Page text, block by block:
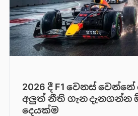
2026 දී F1 වෙනස්
අලුත් නීති ගැන දැනගන්න
දෙයක්ම